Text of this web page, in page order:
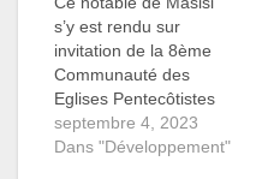
s’y est rendu sur
invitation de la 8ème
Communauté des
Eglises Pentecôtistes
en Afrique Centrale ce
Dimanche 03
septembre 4, 2023
Dans "Développement"